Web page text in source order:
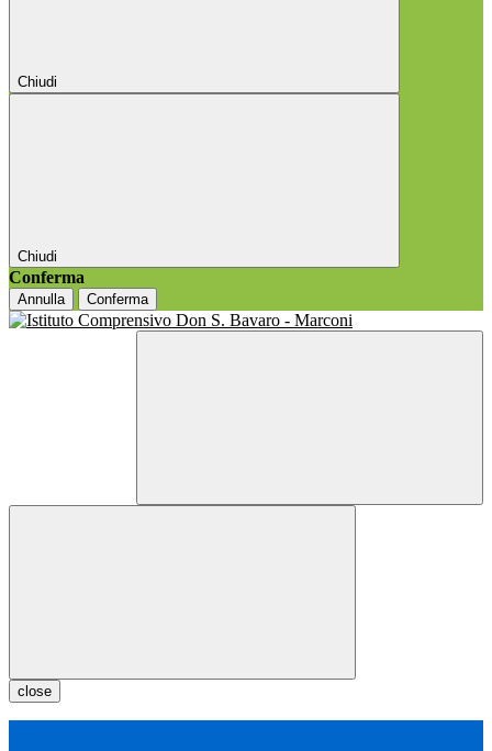
Chiudi
Chiudi
Conferma
Annulla Conferma
close